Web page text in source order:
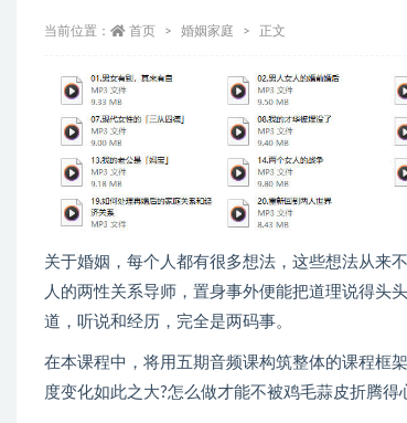
当前位置： 首页 婚姻家庭 正文
关于婚姻，每个人都有很多想法，这些想法从来
人的两性关系导师，置身事外便能把道理说得头
道，听说和经历，完全是两码事。
在本课程中，将用五期音频课构筑整体的课程框
度变化如此之大?怎么做才能不被鸡毛蒜皮折腾